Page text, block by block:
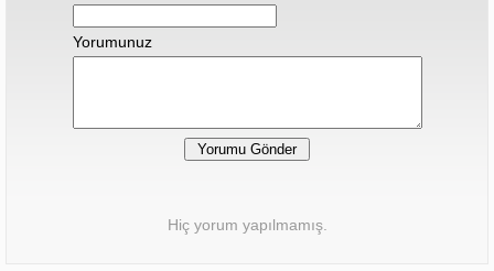
Yorumunuz
Hiç yorum yapılmamış.